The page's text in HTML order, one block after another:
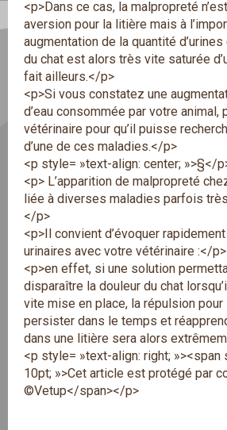
<p>Dans ce cas, la malpropreté
aversion pour la litière mais à
augmentation de la quantité
du chat est alors très vite saturée
fait ailleurs.</p>
<p>Si vous constatez une
d’eau consommée par votre animal,
vétérinaire pour qu’il puisse
d’une de ces maladies.</p>
<p style= »text-align: center; »>§</
<p> L’apparition de malpropreté
liée à diverses maladies parfois
</p>
<p>Il convient d’évoquer
urinaires avec votre vétérinaire :</p>
<p>en effet, si une solution
disparaître la douleur du chat
vite mise en place, la répulsion
persister dans le temps et
dans une litière sera alors
<p style= »text-align: right;
10pt; »>Cet article est protégé par
©Vetup</span></p>